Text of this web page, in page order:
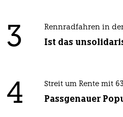
3 Rennradfahren in
Ist das
4 Streit um Rente mit 63
Passgenauer